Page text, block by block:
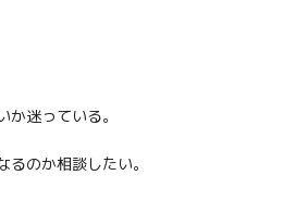
迷っている。
のか相談したい。